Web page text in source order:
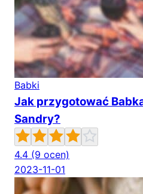
Babki
Jak przygotować
Sandry?
4.4 (9 ocen)
2023-11-01